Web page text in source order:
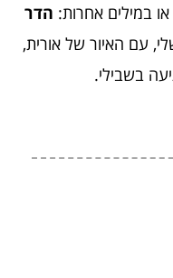
במילים אחרות: הדר
עם האיור של אורית,
בשבילי.